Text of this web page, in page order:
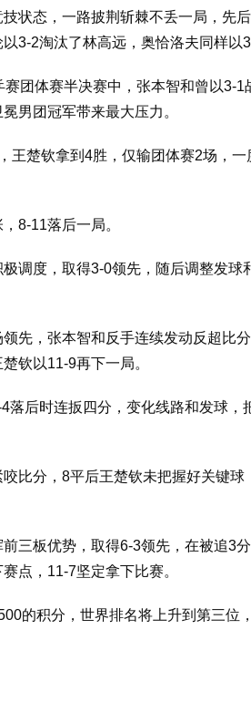
状态，一路披荆斩棘不丢一局，先
3-2淘汰了林高远，奥恰洛夫同样以
团体赛半决赛中，张本智和曾以3-1
男团冠军带来最大压力。
王楚钦拿到4胜，仅输团体赛2场， 一
8-11落后一局。
调度，取得3-0领先，随后调整发球
先，张本智和反手连续发动反超比
钦以11-9再下一局。
落后时连扳四分，变化线路和发球，
比分，8平后王楚钦未把握好关键
三板优势，取得6-3领先，在被追3
点，11-7坚定拿下比赛。
的积分，世界排名将上升到第三位